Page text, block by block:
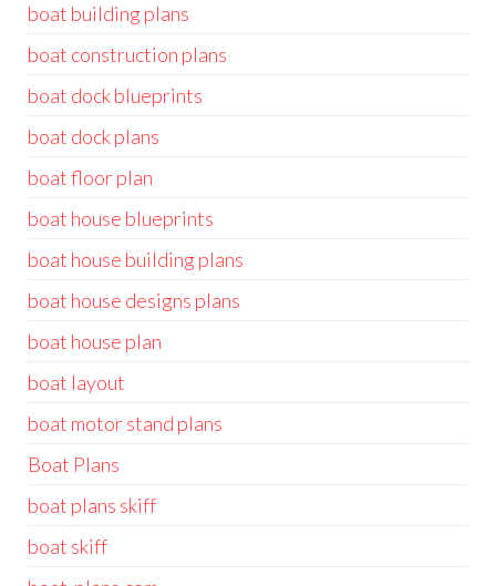
boat building plans
boat construction plans
boat dock blueprints
boat dock plans
boat floor plan
boat house blueprints
boat house building plans
boat house designs plans
boat house plan
boat layout
boat motor stand plans
Boat Plans
boat plans skiff
boat skiff